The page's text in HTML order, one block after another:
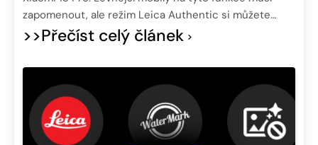
zapomenout, ale režim Leica Authentic si můžete…
>>Přečíst celý článek